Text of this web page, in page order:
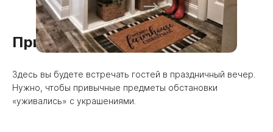
Прихожая
Здесь вы будете встречать гостей в праздничный вечер.
Нужно, чтобы привычные предметы обстановки
«уживались» с украшениями.